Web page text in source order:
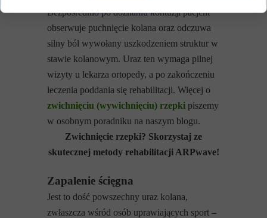
Bezpośrednio po doznaniu kontuzji pacjent
obserwuje puchnięcie kolana oraz odczuwa
silny ból wywołany uszkodzeniem struktur w
stawie kolanowym. Uraz ten wymaga pilnej
wizyty u lekarza ortopedy, a po zakończeniu
leczenia poddania się rehabilitacji. Więcej o
zwichnięciu (wywichnięciu) rzepki piszemy
w osobnym poradniku na naszym blogu.
Zwichnięcie rzepki? Skorzystaj ze
skutecznej metody rehabilitacji ARPwave!
Zapalenie ścięgna
Jest to dość powszechny uraz kolana,
zwłaszcza wśród osób uprawiających sport –